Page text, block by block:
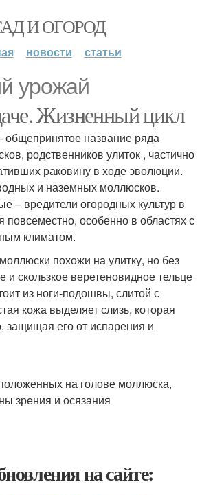
И ОГОРОД
новости статьи
урожай
Жизненный цикл
общепринятое название ряда
родственников улиток , частично
раковину в ходе эволюции.
и наземных моллюсков.
– вредители огородных культур в
повсеместно, особенно в областях с
климатом.
похожи на улитку, но без
и скользкое веретеновидное тельце
из ноги-подошвы, слитой с
кожа выделяет слизь, которая
защищая его от испарения и
на голове моллюска,
зрения и осязания
на сайте: